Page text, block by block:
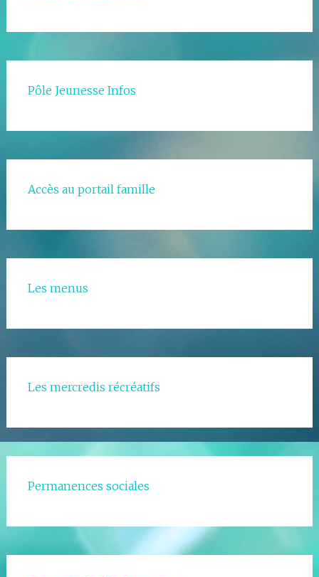
Pôle Jeunesse Infos
Accès au portail famille
Les menus
Les mercredis récréatifs
Permanences sociales